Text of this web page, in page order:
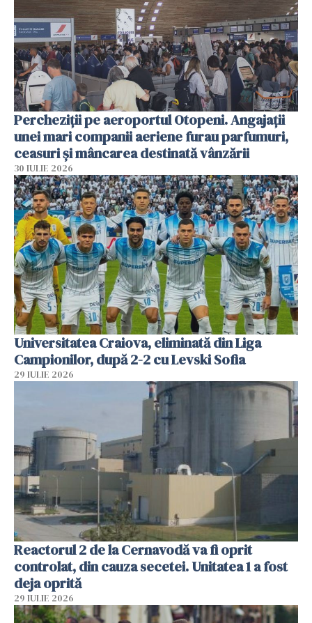
Percheziții pe aeroportul Otopeni. Angajații
unei mari companii aeriene furau parfumuri,
ceasuri și mâncarea destinată vânzării
30 IULIE 2026
Universitatea Craiova, eliminată din Liga
Campionilor, după 2-2 cu Levski Sofia
29 IULIE 2026
Reactorul 2 de la Cernavodă va fi oprit
controlat, din cauza secetei. Unitatea 1 a fost
deja oprită
29 IULIE 2026